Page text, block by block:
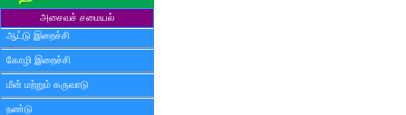
அசைவச் சமையல்
ஆட்டு இறைச்சி
கோழி இறைச்சி
மீன் மற்றும் கருவாடு
நண்டு